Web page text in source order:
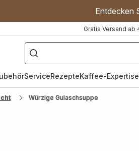
Entdecken
Gratis Versand ab
ServiceRezepteKaffee-Expertise
Würzige Gulaschsuppe